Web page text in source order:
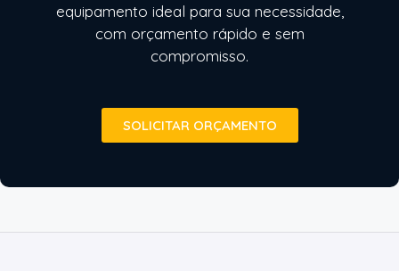
equipamento ideal para sua necessidade,
com orçamento rápido e sem
compromisso.
SOLICITAR ORÇAMENTO